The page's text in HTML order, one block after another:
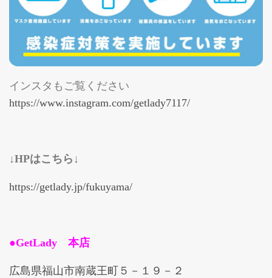
インスタもご覧ください
https://www.instagram.com/getlady7117/
↓HPはこちら↓
https://getlady.jp/fukuyama/
●GetLady 本店
広島県福山市南蔵王町５－１９－２